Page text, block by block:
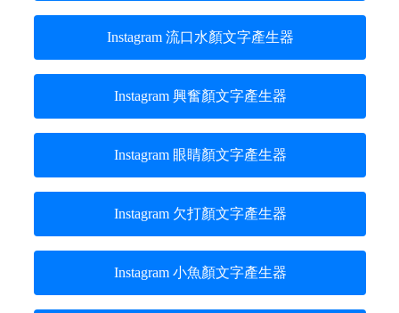
Instagram 流口水顏文字產生器
Instagram 興奮顏文字產生器
Instagram 眼睛顏文字產生器
Instagram 欠打顏文字產生器
Instagram 小魚顏文字產生器